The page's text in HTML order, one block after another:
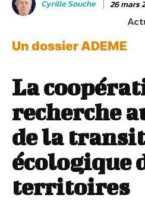
Cyrille Souche 26 mars
Un dossier ADEME
La
recherche
de la
écologique
territoires